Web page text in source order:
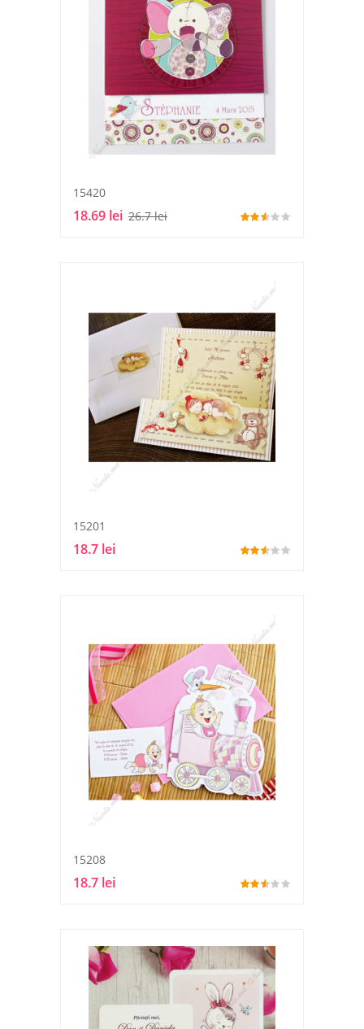
15420
18.69 lei 26.7 lei
15201
18.7 lei
15208
18.7 lei